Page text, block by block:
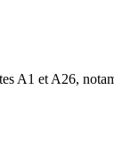
A1 et A26,